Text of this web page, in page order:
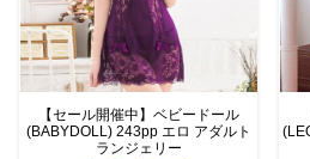
【セール開催中】ベビードール
(BABYDOLL) 243pp エロ アダルト
ランジェリー